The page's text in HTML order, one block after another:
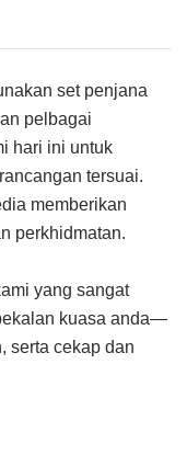
set penjana
pelbagai
hari ini untuk
tersuai.
memberikan
perkhidmatan.
yang sangat
kuasa anda—
serta cekap dan